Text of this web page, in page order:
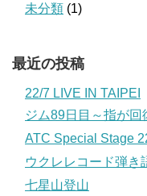
未分類 (1)
最近の投稿
22/7 LIVE IN TAIPEI
ジム89日目～指が回
ATC Special Stage
ウクレレコード弾き
七星山登山